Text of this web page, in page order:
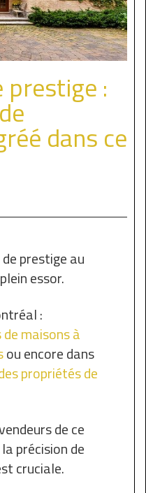
prestige :
dans ce
prestige au
essor.
:
maisons à
ou encore dans
propriétés de
de ce
précision de
cruciale.